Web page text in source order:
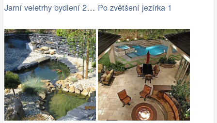
Jarní veletrhy bydlení 2015 Po zvětšení jezírka 1